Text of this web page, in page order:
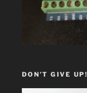
DON’T GIVE UP!